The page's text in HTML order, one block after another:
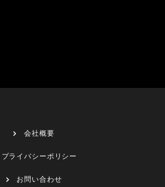
会社概要
プライバシーポリシー
お問い合わせ